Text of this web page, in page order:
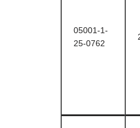
05001-1-
25-0762